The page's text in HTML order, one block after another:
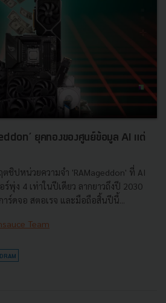
ยุคทองของศูนย์ข้อมูล AI แต่
ชิปหน่วยความจำ 'RAMageddon' ที่ AI
พุ่ง 4 เท่าในปีเดียว ลากยาวถึงปี 2030
ร์ดจอ สตอเรจ และมือถือสิ้นปีนี้...
Team
DRAM